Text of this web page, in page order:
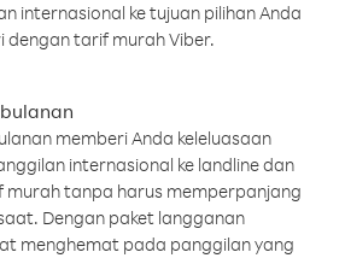
internasional ke tujuan pilihan Anda
dengan tarif murah Viber.
memberi Anda keleluasaan
internasional ke landline dan
murah tanpa harus memperpanjang
Dengan paket langganan
menghemat pada panggilan yang